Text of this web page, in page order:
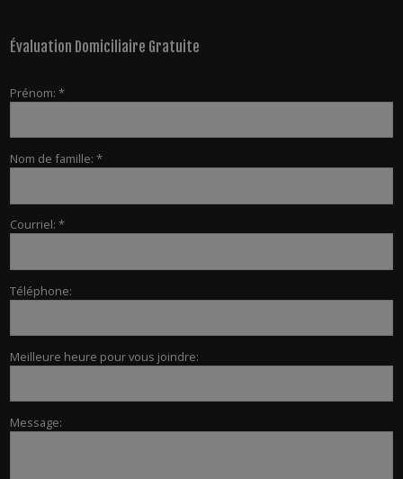
Évaluation Domiciliaire Gratuite
Prénom: *
Nom de famille: *
Courriel: *
Téléphone:
Meilleure heure pour vous joindre:
Message: